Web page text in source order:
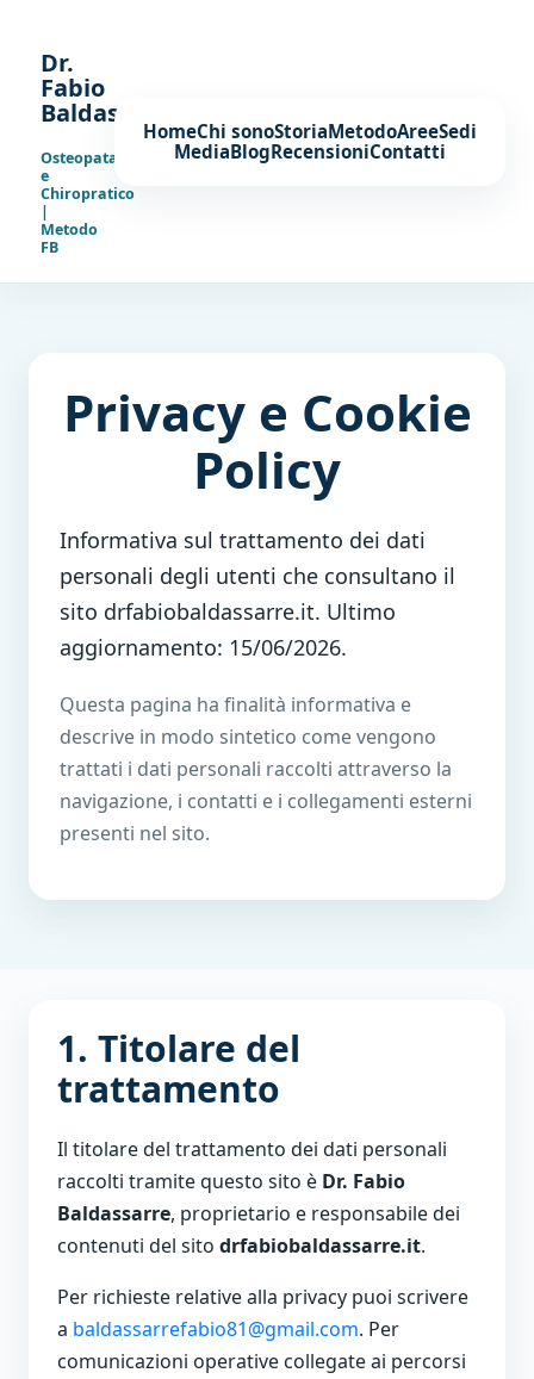
Dr.
Fabio
Baldassarre
Osteopata
e
Chiropratico
|
Metodo
FB
HomeChi sonoStoriaMetodoAreeSedi
MediaBlogRecensioniContatti
Privacy e Cookie
Policy
Informativa sul trattamento dei dati
personali degli utenti che consultano il
sito drfabiobaldassarre.it. Ultimo
aggiornamento: 15/06/2026.
Questa pagina ha finalità informativa e
descrive in modo sintetico come vengono
trattati i dati personali raccolti attraverso la
navigazione, i contatti e i collegamenti esterni
presenti nel sito.
1. Titolare del
trattamento
Il titolare del trattamento dei dati personali
raccolti tramite questo sito è Dr. Fabio
Baldassarre, proprietario e responsabile dei
contenuti del sito drfabiobaldassarre.it.
Per richieste relative alla privacy puoi scrivere
a baldassarrefabio81@gmail.com. Per
comunicazioni operative collegate ai percorsi